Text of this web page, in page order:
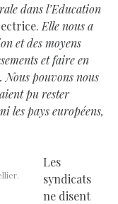
dans l’Education
Elle nous a
et des moyens
et faire en
Nous pouvons nous
pu rester
les pays européens,
Les
syndicats
ne disent